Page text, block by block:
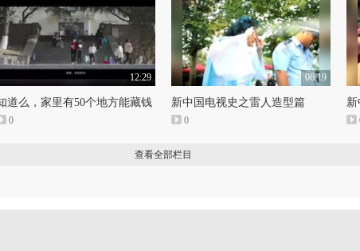
12:29
道么，家里有50个地方能藏钱
0
06:19
新中国电视史之雷人造型篇
0
查看全部栏目